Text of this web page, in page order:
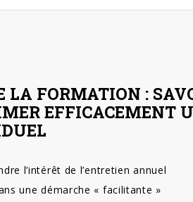
LA FORMATION :
EFFICACEMENT
l’intérêt de l’entretien annuel
une démarche « facilitante »